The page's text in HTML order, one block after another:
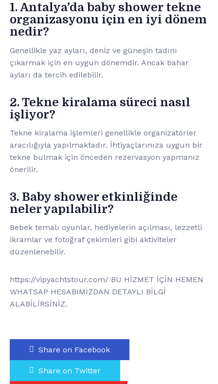
1. Antalya’da baby shower tekne
organizasyonu için en iyi dönem
nedir?
Genellikle yaz ayları, deniz ve güneşin tadını
çıkarmak için en uygun dönemdir. Ancak bahar
ayları da tercih edilebilir.
2. Tekne kiralama süreci nasıl
işliyor?
Tekne kiralama işlemleri genellikle organizatörler
aracılığıyla yapılmaktadır. İhtiyaçlarınıza uygun bir
tekne bulmak için önceden rezervasyon yapmanız
önerilir.
3. Baby shower etkinliğinde
neler yapılabilir?
Bebek temalı oyunlar, hediyelerin açılması, lezzetli
ikramlar ve fotoğraf çekimleri gibi aktiviteler
düzenlenebilir.
https://vipyachtstour.com/ BU HİZMET İÇİN HEMEN
WHATSAP HESABIMIZDAN DETAYLI BİLGİ
ALABİLİRSİNİZ.
Share on Facebook
Share on Twitter